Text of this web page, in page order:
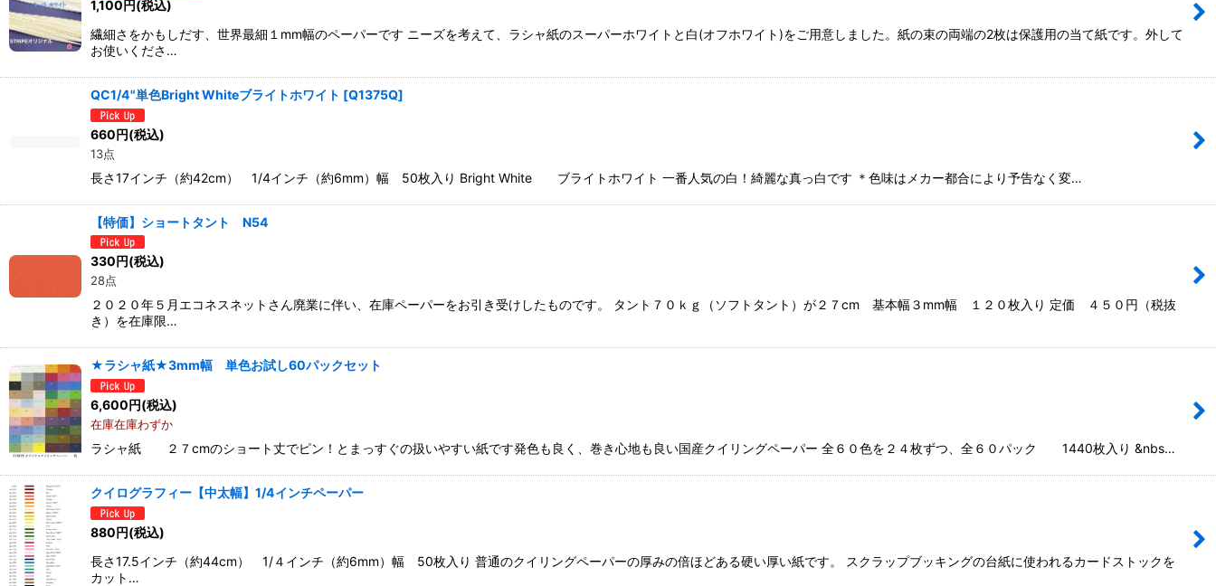
1,100円(税込)
繊細さをかもしだす、世界最細１mm幅のペーパーです ニーズを考えて、ラシャ紙のスーパーホワイトと白(オフホワイト)をご用意しました。紙の束の両端の2枚は保護用の当て紙です。外して
お使いくださ…
QC1/4"単色Bright Whiteブライトホワイト [Q1375Q]
660円(税込)
13点
長さ17インチ（約42cm） 1/4インチ（約6mm）幅 50枚入り Bright White ブライトホワイト 一番人気の白！綺麗な真っ白です ＊色味はメカー都合により予告なく変…
【特価】ショートタント N54
330円(税込)
28点
２０２０年５月エコネスネットさん廃業に伴い、在庫ペーパーをお引き受けしたものです。 タント７０ｋｇ（ソフトタント）が２７cm 基本幅３mm幅 １２０枚入り 定価 ４５０円（税抜
き）を在庫限…
★ラシャ紙★3mm幅 単色お試し60パックセット
6,600円(税込)
在庫在庫わずか
ラシャ紙 ２７cmのショート丈でピン！とまっすぐの扱いやすい紙です発色も良く、巻き心地も良い国産クイリングペーパー 全６０色を２４枚ずつ、全６０パック 1440枚入り &nbs…
クイログラフィー【中太幅】1/4インチペーパー
880円(税込)
長さ17.5インチ（約44cm） 1/４インチ（約6mm）幅 50枚入り 普通のクイリングペーパーの厚みの倍ほどある硬い厚い紙です。 スクラップブッキングの台紙に使われるカードストックを
カット…